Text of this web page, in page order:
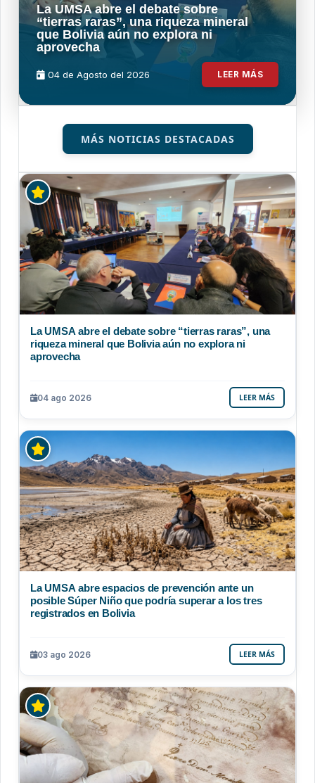
La UMSA abre el debate sobre
“tierras raras”, una riqueza mineral
que Bolivia aún no explora ni
aprovecha
04 de Agosto del 2026 LEER MÁS
MÁS NOTICIAS DESTACADAS
La UMSA abre el debate sobre “tierras raras”, una
riqueza mineral que Bolivia aún no explora ni
aprovecha
04 ago 2026 LEER MÁS
La UMSA abre espacios de prevención ante un
posible Súper Niño que podría superar a los tres
registrados en Bolivia
03 ago 2026 LEER MÁS